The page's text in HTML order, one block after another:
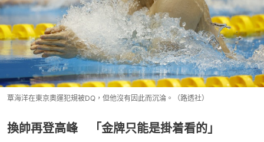
覃海洋在東京奧運犯規被DQ，但他沒有因此而沉淪。（路透社）
換帥再登高峰 「金牌只能是掛着看的」